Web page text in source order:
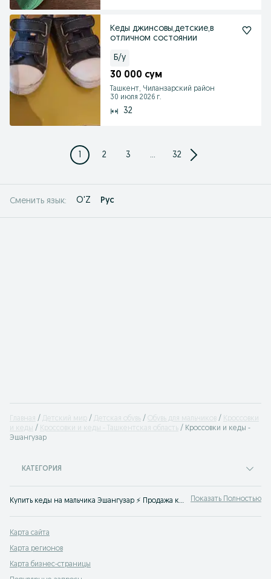
Кеды джинсовы,детские,в
отличном состоянии
Б/у
30 000 сум
Ташкент, Чиланзарский район
30 июля 2026 г.
32
1 2 3 ... 32
Сменить язык: O'Z Рус
Главная Детский мир Детская обувь Обувь для мальчиков
Кроссовки
и кеды
Кроссовки и кеды - Ташкентская область
Кроссовки и кеды -
Эшангузар
КАТЕГОРИЯ
Купить кеды на мальчика Эшангузар ⚡️ Продажа кроссовки для мальчиков по лучшим ценам ✌ Выгодные цены на детскую обувь на OLX.uz Показать Полностью
Карта сайта
Карта регионов
Карта бизнес-страницы